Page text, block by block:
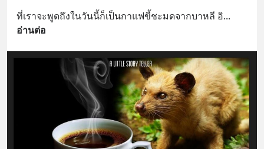
ที่เราจะพูดถึงในวันนี้ก็เป็นกาแฟขี้ชะมดจากบาหลี อิ
อ่านต่อ